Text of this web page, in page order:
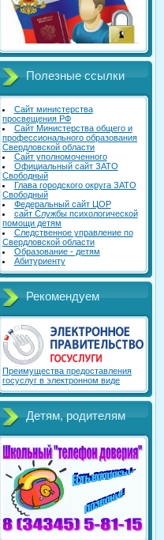
Полезные ссылки
Сайт министерства
просвещения РФ
Сайт Министерства общего и
профессионального образования
Свердловской области
Сайт уполномоченного
Официальный сайт ЗАТО
Свободный
Глава городского округа ЗАТО
Свободный
Федеральный сайт ЦОР
сайт Службы психологической
помощи детям
Следственное управление по
Свердловской области
Образование - детям
Абитуриенту
Рекомендуем
Преимущества предоставления
госуслуг в электронном виде
Детям, родителям